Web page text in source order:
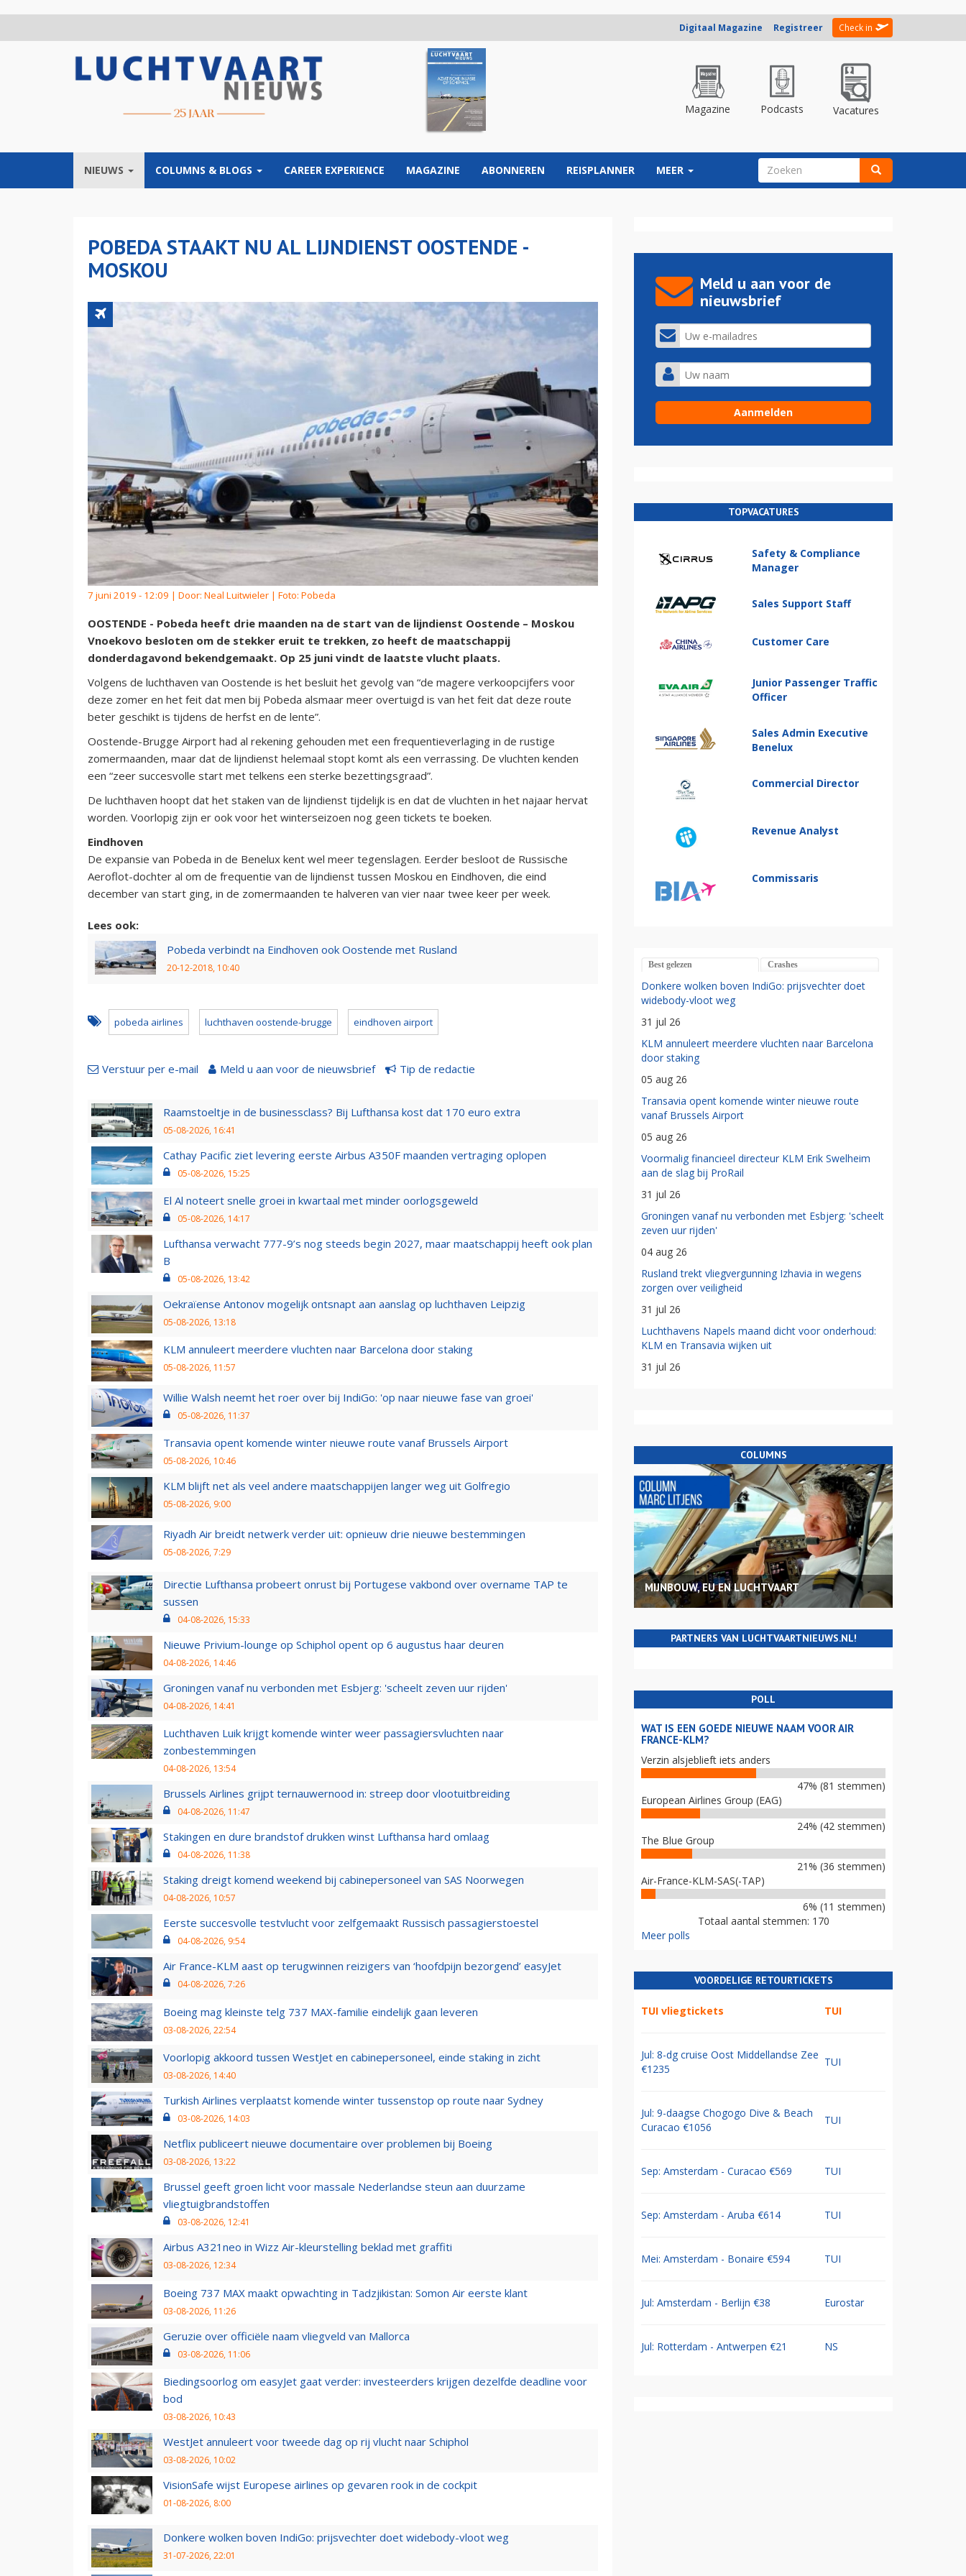
Digitaal Magazine Registreer Check in
Magazine Podcasts Vacatures
NIEUWS COLUMNS & BLOGS CAREER EXPERIENCE MAGAZINE ABONNEREN REISPLANNER MEER ZOEKVELD
POBEDA STAAKT NU AL LIJNDIENST OOSTENDE -
MOSKOU
7 juni 2019 - 12:09 | Door: Neal Luitwieler | Foto: Pobeda
OOSTENDE - Pobeda heeft drie maanden na de start van de lijndienst Oostende – Moskou
Vnoekovo besloten om de stekker eruit te trekken, zo heeft de maatschappij
donderdagavond bekendgemaakt. Op 25 juni vindt de laatste vlucht plaats.
Volgens de luchthaven van Oostende is het besluit het gevolg van “de magere verkoopcijfers voor
deze zomer en het feit dat men bij Pobeda alsmaar meer overtuigd is van het feit dat deze route
beter geschikt is tijdens de herfst en de lente”.
Oostende-Brugge Airport had al rekening gehouden met een frequentieverlaging in de rustige
zomermaanden, maar dat de lijndienst helemaal stopt komt als een verrassing. De vluchten kenden
een “zeer succesvolle start met telkens een sterke bezettingsgraad”.
De luchthaven hoopt dat het staken van de lijndienst tijdelijk is en dat de vluchten in het najaar hervat
worden. Voorlopig zijn er ook voor het winterseizoen nog geen tickets te boeken.
Eindhoven
De expansie van Pobeda in de Benelux kent wel meer tegenslagen. Eerder besloot de Russische
Aeroflot-dochter al om de frequentie van de lijndienst tussen Moskou en Eindhoven, die eind
december van start ging, in de zomermaanden te halveren van vier naar twee keer per week.
Lees ook:
Pobeda verbindt na Eindhoven ook Oostende met Rusland
20-12-2018, 10:40
pobeda airlines luchthaven oostende-brugge eindhoven airport
Verstuur per e-mail Meld u aan voor de nieuwsbrief Tip de redactie
Raamstoeltje in de businessclass? Bij Lufthansa kost dat 170 euro extra
05-08-2026, 16:41
Cathay Pacific ziet levering eerste Airbus A350F maanden vertraging oplopen
05-08-2026, 15:25
El Al noteert snelle groei in kwartaal met minder oorlogsgeweld
05-08-2026, 14:17
Lufthansa verwacht 777-9’s nog steeds begin 2027, maar maatschappij heeft ook plan
B
05-08-2026, 13:42
Oekraïense Antonov mogelijk ontsnapt aan aanslag op luchthaven Leipzig
05-08-2026, 13:18
KLM annuleert meerdere vluchten naar Barcelona door staking
05-08-2026, 11:57
Willie Walsh neemt het roer over bij IndiGo: 'op naar nieuwe fase van groei'
05-08-2026, 11:37
Transavia opent komende winter nieuwe route vanaf Brussels Airport
05-08-2026, 10:46
KLM blijft net als veel andere maatschappijen langer weg uit Golfregio
05-08-2026, 9:00
Riyadh Air breidt netwerk verder uit: opnieuw drie nieuwe bestemmingen
05-08-2026, 7:29
Directie Lufthansa probeert onrust bij Portugese vakbond over overname TAP te
sussen
04-08-2026, 15:33
Nieuwe Privium-lounge op Schiphol opent op 6 augustus haar deuren
04-08-2026, 14:46
Groningen vanaf nu verbonden met Esbjerg: 'scheelt zeven uur rijden'
04-08-2026, 14:41
Luchthaven Luik krijgt komende winter weer passagiersvluchten naar
zonbestemmingen
04-08-2026, 13:54
Brussels Airlines grijpt ternauwernood in: streep door vlootuitbreiding
04-08-2026, 11:47
Stakingen en dure brandstof drukken winst Lufthansa hard omlaag
04-08-2026, 11:38
Staking dreigt komend weekend bij cabinepersoneel van SAS Noorwegen
04-08-2026, 10:57
Eerste succesvolle testvlucht voor zelfgemaakt Russisch passagierstoestel
04-08-2026, 9:54
Air France-KLM aast op terugwinnen reizigers van ‘hoofdpijn bezorgend’ easyJet
04-08-2026, 7:26
Boeing mag kleinste telg 737 MAX-familie eindelijk gaan leveren
03-08-2026, 22:54
Voorlopig akkoord tussen WestJet en cabinepersoneel, einde staking in zicht
03-08-2026, 14:40
Turkish Airlines verplaatst komende winter tussenstop op route naar Sydney
03-08-2026, 14:03
Netflix publiceert nieuwe documentaire over problemen bij Boeing
03-08-2026, 13:22
Brussel geeft groen licht voor massale Nederlandse steun aan duurzame
vliegtuigbrandstoffen
03-08-2026, 12:41
Airbus A321neo in Wizz Air-kleurstelling beklad met graffiti
03-08-2026, 12:34
Boeing 737 MAX maakt opwachting in Tadzjikistan: Somon Air eerste klant
03-08-2026, 11:26
Geruzie over officiële naam vliegveld van Mallorca
03-08-2026, 11:06
Biedingsoorlog om easyJet gaat verder: investeerders krijgen dezelfde deadline voor
bod
03-08-2026, 10:43
WestJet annuleert voor tweede dag op rij vlucht naar Schiphol
03-08-2026, 10:02
VisionSafe wijst Europese airlines op gevaren rook in de cockpit
01-08-2026, 8:00
Donkere wolken boven IndiGo: prijsvechter doet widebody-vloot weg
31-07-2026, 22:01
Meld u aan voor de
nieuwsbrief
TOPVACATURES
Safety & Compliance
Manager
Sales Support Staff
Customer Care
Junior Passenger Traffic
Officer
Sales Admin Executive
Benelux
Commercial Director
Revenue Analyst
Commissaris
Best gelezen Crashes
Donkere wolken boven IndiGo: prijsvechter doet
widebody-vloot weg
31 jul 26
KLM annuleert meerdere vluchten naar Barcelona
door staking
05 aug 26
Transavia opent komende winter nieuwe route
vanaf Brussels Airport
05 aug 26
Voormalig financieel directeur KLM Erik Swelheim
aan de slag bij ProRail
31 jul 26
Groningen vanaf nu verbonden met Esbjerg: 'scheelt
zeven uur rijden'
04 aug 26
Rusland trekt vliegvergunning Izhavia in wegens
zorgen over veiligheid
31 jul 26
Luchthavens Napels maand dicht voor onderhoud:
KLM en Transavia wijken uit
31 jul 26
COLUMNS
MIJNBOUW, EU EN LUCHTVAART
PARTNERS VAN LUCHTVAARTNIEUWS.NL!
POLL
WAT IS EEN GOEDE NIEUWE NAAM VOOR AIR
FRANCE-KLM?
Verzin alsjeblieft iets anders
47% (81 stemmen)
European Airlines Group (EAG)
24% (42 stemmen)
The Blue Group
21% (36 stemmen)
Air-France-KLM-SAS(-TAP)
6% (11 stemmen)
Totaal aantal stemmen: 170
Meer polls
VOORDELIGE RETOURTICKETS
TUI vliegtickets TUI
Jul: 8-dg cruise Oost Middellandse Zee
€1235
TUI
Jul: 9-daagse Chogogo Dive & Beach
Curacao €1056
TUI
Sep: Amsterdam - Curacao €569 TUI
Sep: Amsterdam - Aruba €614 TUI
Mei: Amsterdam - Bonaire €594 TUI
Jul: Amsterdam - Berlijn €38 Eurostar
Jul: Rotterdam - Antwerpen €21 NS